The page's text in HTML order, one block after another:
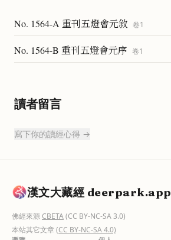
No. 1564-A 重刊五燈會元敘 卷1
No. 1564-B 重刊五燈會元序 卷1
讀者留言
寫下你的讀經心得 →
漢文大藏經 deerpark.app
佛經來源CBETA(CC BY-NC-SA 3.0)
本站其它文章(CC BY-NC-SA 4.0)